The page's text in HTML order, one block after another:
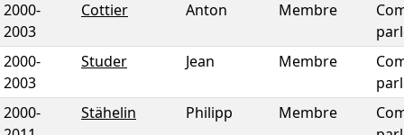
2000-
2003
Cottier Anton Membre
2000-
2003
Studer Jean Membre
2000-
Stähelin Philipp Membre